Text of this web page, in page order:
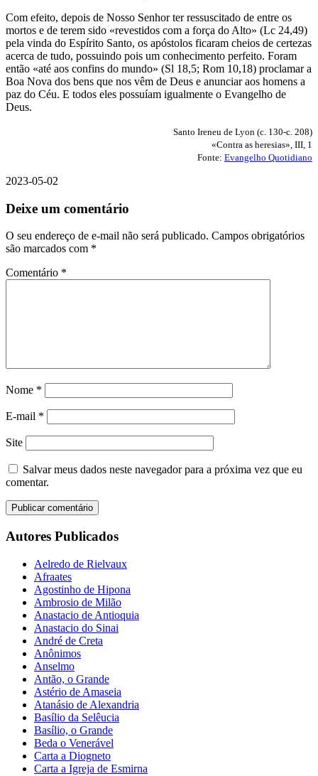
Com efeito, depois de Nosso Senhor ter ressuscitado de entre os
mortos e de terem sido «revestidos com a força do Alto» (Lc 24,49)
pela vinda do Espírito Santo, os apóstolos ficaram cheios de certezas
acerca de tudo, possuindo pois um conhecimento perfeito. Foram
então «até aos confins do mundo» (Sl 18,5; Rom 10,18) proclamar a
Boa Nova dos bens que nos vêm de Deus e anunciar aos homens a
paz do Céu. E todos eles possuíam igualmente o Evangelho de
Deus.
Santo Ireneu de Lyon (c. 130-c. 208)
«Contra as heresias», III, 1
Fonte: Evangelho Quotidiano
2023-05-02
Deixe um comentário
O seu endereço de e-mail não será publicado. Campos obrigatórios
são marcados com *
Comentário *
Nome *
E-mail *
Site
Salvar meus dados neste navegador para a próxima vez que eu
comentar.
Autores Publicados
Aelredo de Rielvaux
Afraates
Agostinho de Hipona
Ambrosio de Milão
Anastacio de Antioquia
Anastacio do Sinai
André de Creta
Anônimos
Anselmo
Antão, o Grande
Astério de Amaseia
Atanásio de Alexandria
Basílio da Selêucia
Basílio, o Grande
Beda o Venerável
Carta a Diogneto
Carta a Igreja de Esmirna